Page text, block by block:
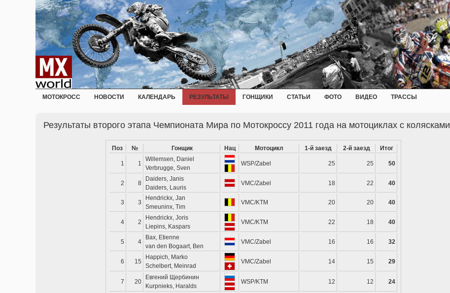
МОТОКРОСС НОВОСТИ КАЛЕНДАРЬ РЕЗУЛЬТАТЫ ГОНЩИКИ СТАТЬИ ФОТО ВИДЕО ТРАССЫ
Результаты второго этапа Чемпионата Мира по Мотокроссу 2011 года на мотоциклах с колясками
Поз № Гонщик Нац Мотоцикл 1-й заезд 2-й заезд Итог
1 1
Willemsen, Daniel
Verbrugge, Sven
WSP/Zabel 25 25 50
2 8
Daiders, Janis
Daiders, Lauris
VMC/Zabel 18 22 40
3 3
Hendrickx, Jan
Smeuninx, Tim
VMC/KTM 20 20 40
4 2
Hendrickx, Joris
Liepins, Kaspars
VMC/KTM 22 18 40
5 4
Bax, Etienne
van den Bogaart, Ben
VMC/Zabel 16 16 32
6 15
Happich, Marko
Schelbert, Meinrad
VMC/Zabel 14 15 29
7 20
Евгений Щербинин
Kurpnieks, Haralds
WSP/KTM 12 12 24